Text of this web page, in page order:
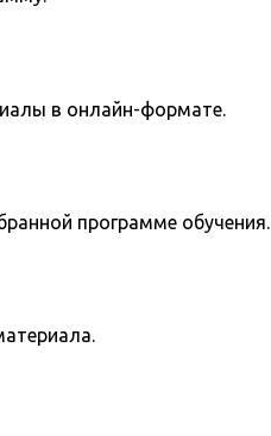
в онлайн-формате.
программе обучения.